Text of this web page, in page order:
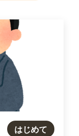
はじめて